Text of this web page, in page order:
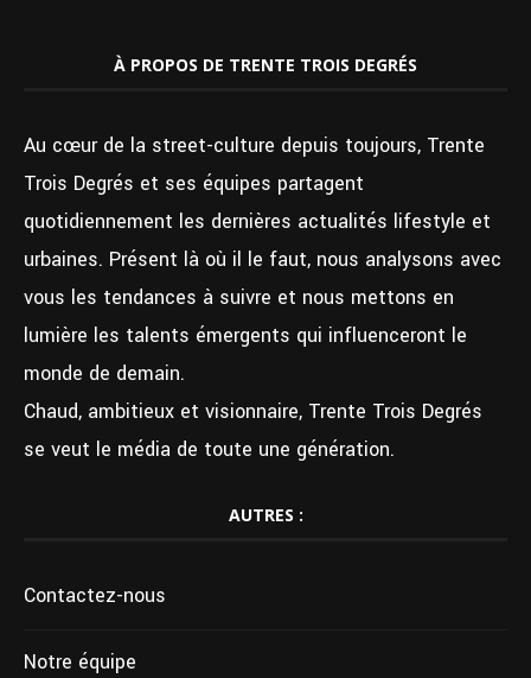
À PROPOS DE TRENTE TROIS DEGRÉS
Au cœur de la street-culture depuis toujours, Trente
Trois Degrés et ses équipes partagent
quotidiennement les dernières actualités lifestyle et
urbaines. Présent là où il le faut, nous analysons avec
vous les tendances à suivre et nous mettons en
lumière les talents émergents qui influenceront le
monde de demain.
Chaud, ambitieux et visionnaire, Trente Trois Degrés
se veut le média de toute une génération.
AUTRES :
Contactez-nous
Notre équipe